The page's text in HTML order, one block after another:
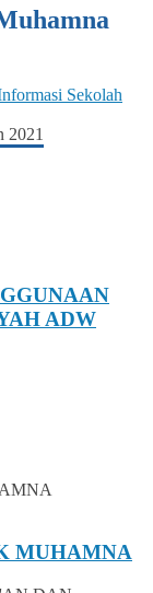
Sekolah
ADW
MUHAMNA